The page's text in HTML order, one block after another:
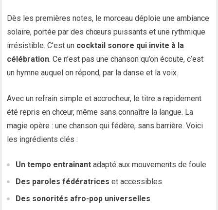
Dès les premières notes, le morceau déploie une ambiance
solaire, portée par des chœurs puissants et une rythmique
irrésistible. C’est un cocktail sonore qui invite à la
célébration. Ce n’est pas une chanson qu’on écoute, c’est
un hymne auquel on répond, par la danse et la voix.
Avec un refrain simple et accrocheur, le titre a rapidement
été repris en chœur, même sans connaître la langue. La
magie opère : une chanson qui fédère, sans barrière. Voici
les ingrédients clés :
Un tempo entraînant adapté aux mouvements de foule
Des paroles fédératrices et accessibles
Des sonorités afro-pop universelles